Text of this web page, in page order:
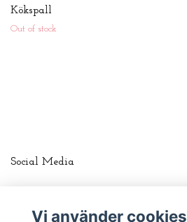
Kökspall
Out of stock
Social Media
Vi använder cookies